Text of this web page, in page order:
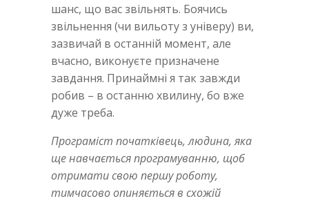
шанс, що вас звільнять. Боячись
звільнення (чи вильоту з універу) ви,
зазвичай в останній момент, але
вчасно, виконуєте призначене
завдання. Принаймні я так завжди
робив – в останню хвилину, бо вже
дуже треба.
Програміст початківець, людина, яка
ще навчається програмуванню, щоб
отримати свою першу роботу,
тимчасово опиняється в схожій